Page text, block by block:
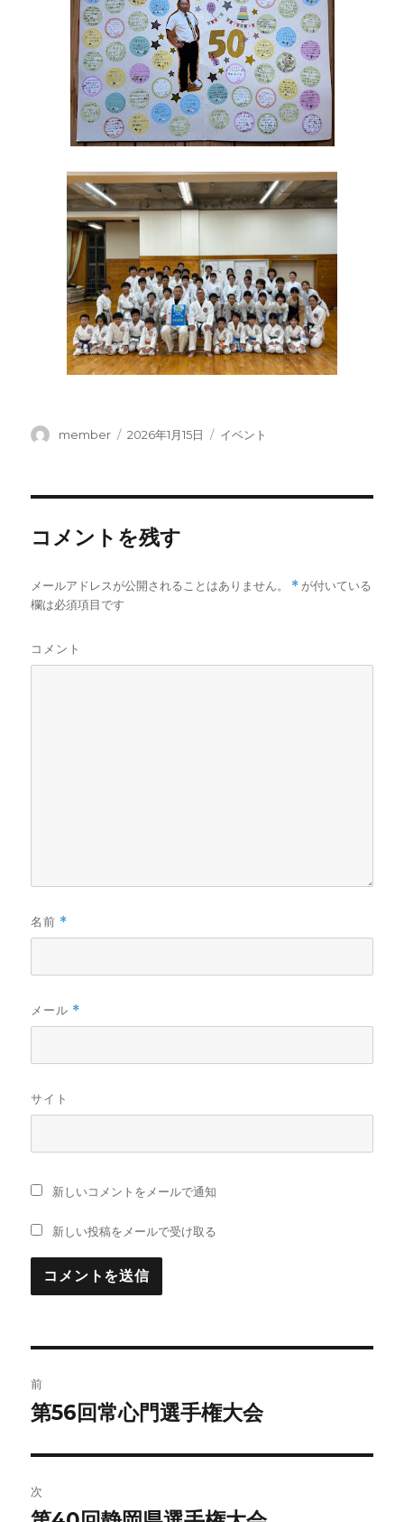
投
member
投
2026年1月15日
カ
イベント
コメントを残す
メールアドレスが公開されることはありません。 * が付いている
欄は必須項目です
コメント
名前 *
メール *
サイト
新しいコメントをメールで通知
新しい投稿をメールで受け取る
稿
ビ
前
前
投
稿:
第56回常心門選手権大会
次